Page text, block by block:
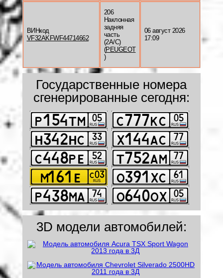
ВИНкод
VF32AKFWF44714662
206
Наклонная
задняя
часть
(2A/C)
(PEUGEOT
)
06 август 2026
17:09
Государственные номера
сгенерированные сегодня:
3D модели автомобилей: